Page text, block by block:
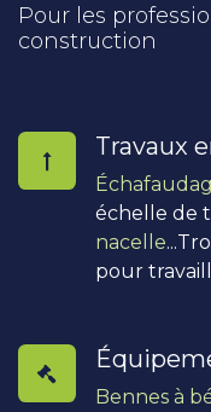
Pour les
construction
Travaux
échelle de
nacelle
pour
Bennes à